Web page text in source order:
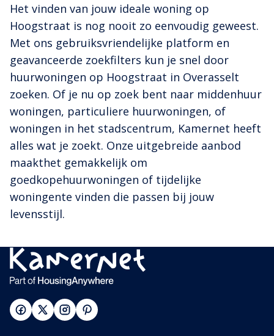
Het vinden van jouw ideale woning op
Hoogstraat is nog nooit zo eenvoudig geweest.
Met ons gebruiksvriendelijke platform en
geavanceerde zoekfilters kun je snel door
huurwoningen op Hoogstraat in Overasselt
zoeken. Of je nu op zoek bent naar middenhuur
woningen, particuliere huurwoningen, of
woningen in het stadscentrum, Kamernet heeft
alles wat je zoekt. Onze uitgebreide aanbod
maakthet gemakkelijk om
goedkopehuurwoningen of tijdelijke
woningente vinden die passen bij jouw
levensstijl.